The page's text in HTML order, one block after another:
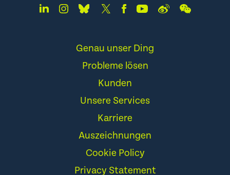
Genau unser Ding
Probleme lösen
Kunden
Unsere Services
Karriere
Auszeichnungen
Cookie Policy
Privacy Statement